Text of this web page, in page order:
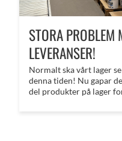
STORA PROBLEM
LEVERANSER!
Normalt ska vårt lager
denna tiden! Nu gapar
del produkter på lager